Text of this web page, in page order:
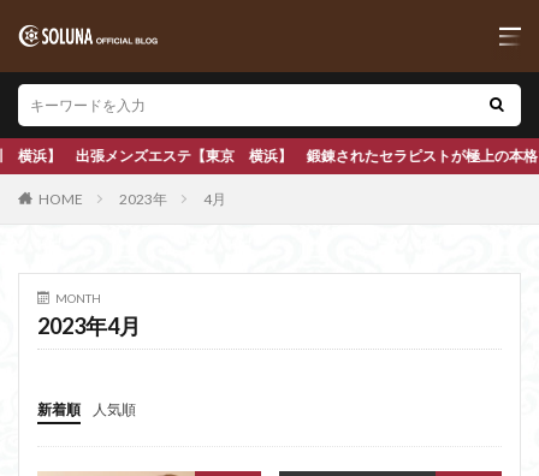
【東京 横浜】 鍛錬されたセラピストが極上の本格アロママッサージで心
HOME 2023年 4月
MONTH
2023年4月
新着順 人気順